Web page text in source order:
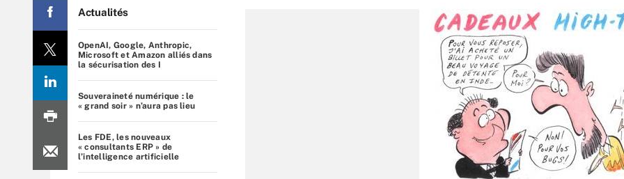
Actualités
OpenAI, Google, Anthropic,
Microsoft et Amazon alliés dans
la sécurisation des I
Souveraineté numérique : le
« grand soir » n’aura pas lieu
Les FDE, les nouveaux
« consultants ERP » de
l’intelligence artificielle